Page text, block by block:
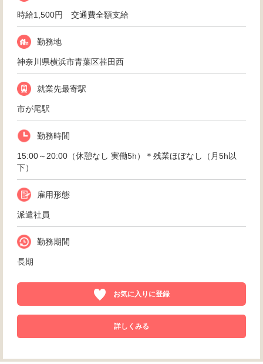
時給1,500円 交通費全額支給
勤務地
神奈川県横浜市青葉区荏田西
就業先最寄駅
市が尾駅
勤務時間
15:00～20:00（休憩なし 実働5h）＊残業ほぼなし（月5h以
下）
雇用形態
派遣社員
勤務期間
長期
お気に入りに登録
詳しくみる